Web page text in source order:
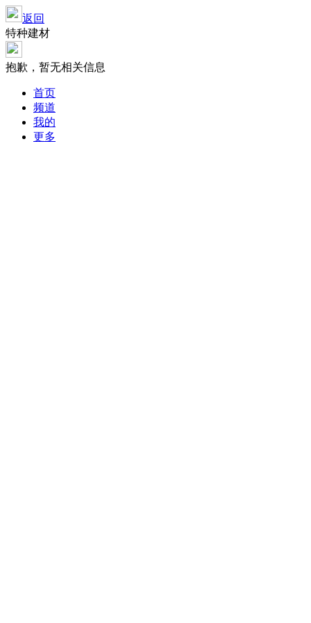
返回
特种建材
抱歉，暂无相关信息
首页
频道
我的
更多